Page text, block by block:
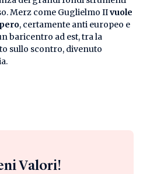
Merz come Guglielmo IIvuole
, certamente anti europeo e
baricentro ad est, tra la
sullo scontro, divenuto
Valori!